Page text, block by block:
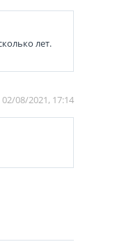
лет.
02/08/2021, 17:14